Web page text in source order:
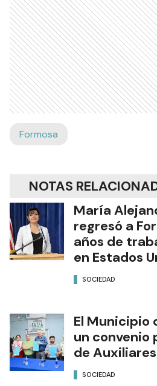
Formosa
NOTAS
María
regresó a
años de
en Estados
SOCIEDAD
El
un convenio
de
SOCIEDAD